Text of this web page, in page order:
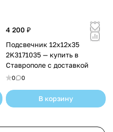
4 200 ₽
Подсвечник 12х12х35
2K3171035 — купить в
Ставрополе с доставкой
0 0
В корзину